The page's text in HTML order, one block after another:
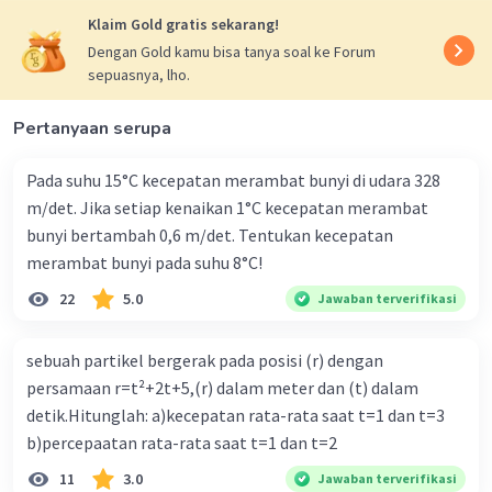
I sistem = 0 + 0,00075 + 0,001
I sistem = 0,00175 kg m².
Oleh karena itu, jawaban yang benar adalah D.
Klaim Gold gratis sekarang!
Dengan Gold kamu bisa tanya soal ke Forum
sepuasnya, lho.
Pertanyaan serupa
Pada suhu 15°C kecepatan merambat bunyi di udara 328
m/det. Jika setiap kenaikan 1°C kecepatan merambat
bunyi bertambah 0,6 m/det. Tentukan kecepatan
merambat bunyi pada suhu 8°C!
22 5.0 Jawaban terverifikasi
sebuah partikel bergerak pada posisi (r) dengan
persamaan r=t²+2t+5,(r) dalam meter dan (t) dalam
detik.Hitunglah: a)kecepatan rata-rata saat t=1 dan t=3
b)percepaatan rata-rata saat t=1 dan t=2
11 3.0 Jawaban terverifikasi